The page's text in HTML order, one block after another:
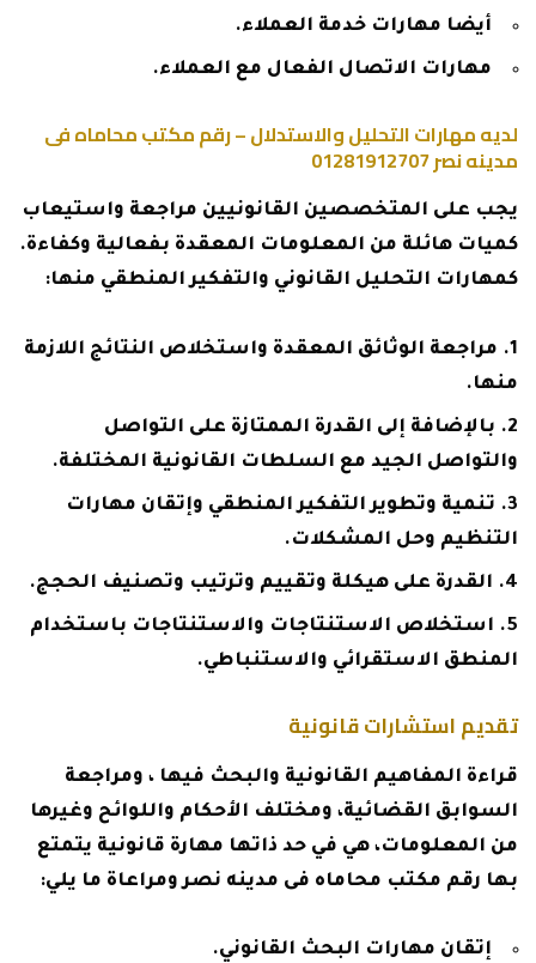
أيضا مهارات خدمة العملاء.
مهارات الاتصال الفعال مع العملاء.
لديه مهارات التحليل والاستدلال – رقم مكتب محاماه فى
مدينه نصر01281912707
يجب على المتخصصين القانونيين مراجعة واستيعاب
كميات هائلة من المعلومات المعقدة بفعالية وكفاءة.
كمهارات التحليل القانوني والتفكير المنطقي منها:
مراجعة الوثائق المعقدة واستخلاص النتائج اللازمة
منها.
بالإضافة إلى القدرة الممتازة على التواصل
والتواصل الجيد مع السلطات القانونية المختلفة.
تنمية وتطوير التفكير المنطقي وإتقان مهارات
التنظيم وحل المشكلات.
القدرة على هيكلة وتقييم وترتيب وتصنيف الحجج.
استخلاص الاستنتاجات والاستنتاجات باستخدام
المنطق الاستقرائي والاستنباطي.
تقديم استشارات قانونية
قراءة المفاهيم القانونية والبحث فيها ، ومراجعة
السوابق القضائية، ومختلف الأحكام واللوائح وغيرها
من المعلومات، هي في حد ذاتها مهارة قانونية يتمتع
بها رقم مكتب محاماه فى مدينه نصر ومراعاة ما يلي:
إتقان مهارات البحث القانوني.